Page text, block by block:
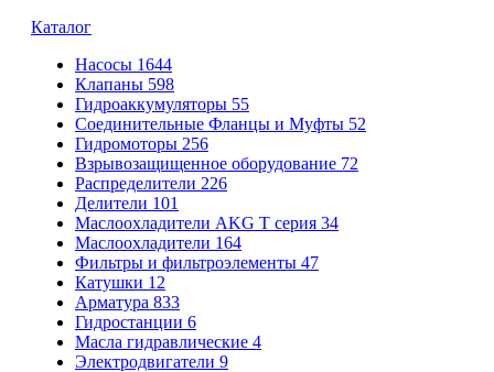
Каталог
Насосы 1644
Клапаны 598
Гидроаккумуляторы 55
Соединительные Фланцы и Муфты 52
Гидромоторы 256
Взрывозащищенное оборудование 72
Распределители 226
Делители 101
Маслоохладители AKG T серия 34
Маслоохладители 164
Фильтры и фильтроэлементы 47
Катушки 12
Арматура 833
Гидростанции 6
Масла гидравлические 4
Электродвигатели 9